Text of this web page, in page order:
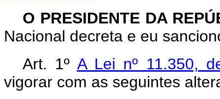
O PRESIDENTE DA
Nacional decreta e eu
Art. 1º A Lei nº 11.350,
vigorar com as seguintes